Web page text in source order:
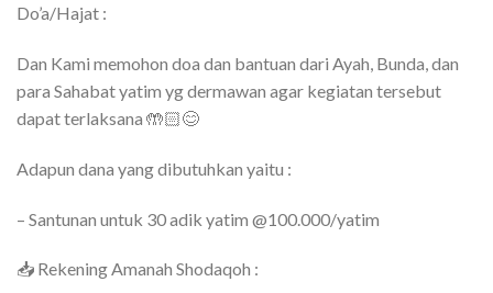
Do’a/Hajat :
Dan Kami memohon doa dan bantuan dari Ayah, Bunda, dan
para Sahabat yatim yg dermawan agar kegiatan tersebut
dapat terlaksana 🤲🏻😊
Adapun dana yang dibutuhkan yaitu :
– Santunan untuk 30 adik yatim @100.000/yatim
📥 Rekening Amanah Shodaqoh :